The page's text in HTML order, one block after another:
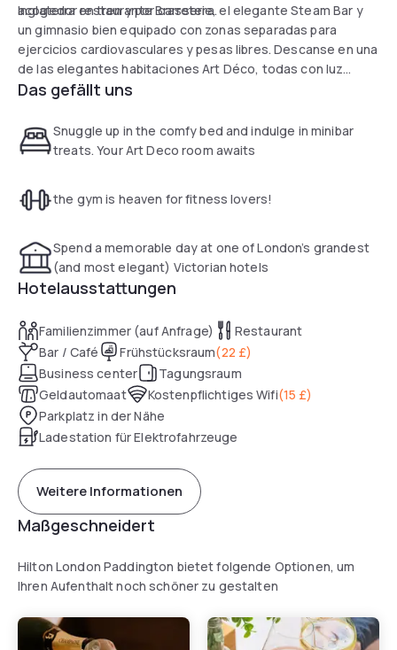
Inglaterra en tren y por carretera.
acogedor restaurante Brasserie, el elegante Steam Bar y
un gimnasio bien equipado con zonas separadas para
ejercicios cardiovasculares y pesas libres. Descanse en una
de las elegantes habitaciones Art Déco, todas con luz
natural, un moderno televisor de pantalla plana, una zona de
servicios adicionales, como agua gratuita a su llegada,
albornoces y zapatillas, y acceso gratuito al salón
durante todo el día.
Das gefällt uns
Snuggle up in the comfy bed and indulge in minibar
treats. Your Art Deco room awaits
the gym is heaven for fitness lovers!
Spend a memorable day at one of London’s grandest
(and most elegant) Victorian hotels
Hotelausstattungen
Familienzimmer (auf Anfrage)
Restaurant
Bar / Café
Frühstücksraum(22 £)
Business center
Tagungsraum
Geldautomaat
Kostenpflichtiges Wifi(15 £)
Parkplatz in der Nähe
Ladestation für Elektrofahrzeuge
Weitere Informationen
Maßgeschneidert
Hilton London Paddington bietet folgende Optionen, um
Ihren Aufenthalt noch schöner zu gestalten